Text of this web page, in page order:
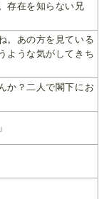
存在を知らない兄
。あの方を見ている
ような気がしてきち
か？二人で閣下にお